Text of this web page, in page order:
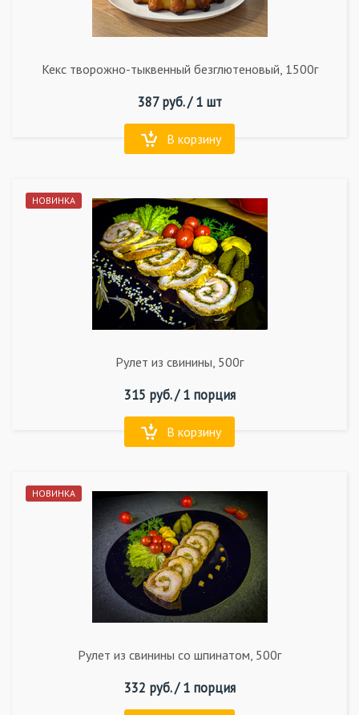
Кекс творожно-тыквенный безглютеновый, 1500г
387руб. /1 шт
В корзину
НОВИНКА
Рулет из свинины, 500г
315 руб. /1 порция
В корзину
НОВИНКА
Рулет из свинины со шпинатом, 500г
332 руб. /1 порция